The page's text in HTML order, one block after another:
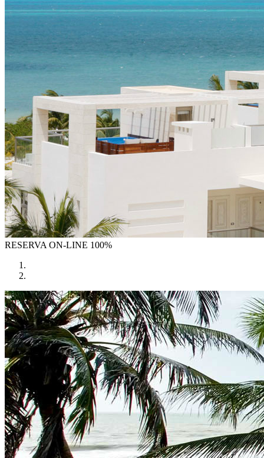
RESERVA ON-LINE 100%